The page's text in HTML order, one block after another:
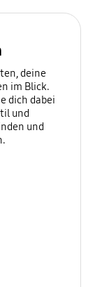
deine
im Blick.
dich dabei
und
und